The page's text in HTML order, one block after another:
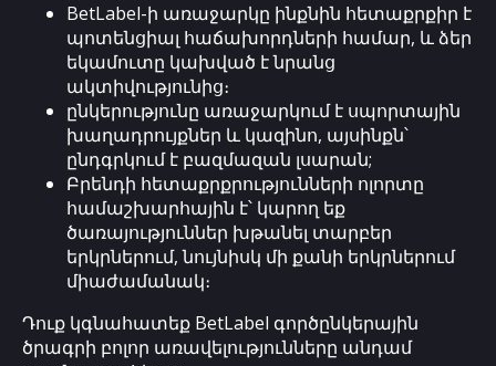
BetLabel-ի առաջարկը ինքնին հետաքրքիր է
պոտենցիալ հաճախորդների համար, և ձեր
եկամուտը կախված է նրանց
ակտիվությունից։
ընկերությունը առաջարկում է սպորտային
խաղադրույքներ և կազինո, այսինքն՝
ընդգրկում է բազմազան լսարան;
Բրենդի հետաքրքրությունների ոլորտը
համաշխարհային է՝ կարող եք
ծառայություններ խթանել տարբեր
երկրներում, նույնիսկ մի քանի երկրներում
միաժամանակ։
Դուք կգնահատեք BetLabel գործընկերային
ծրագրի բոլոր առավելությունները անդամ